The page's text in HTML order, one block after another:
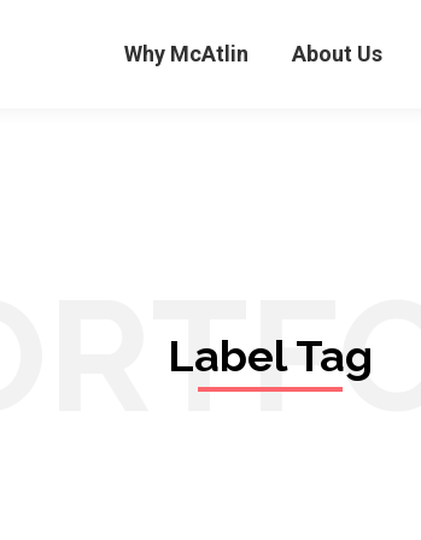
Why McAtlin About Us
Label Tag